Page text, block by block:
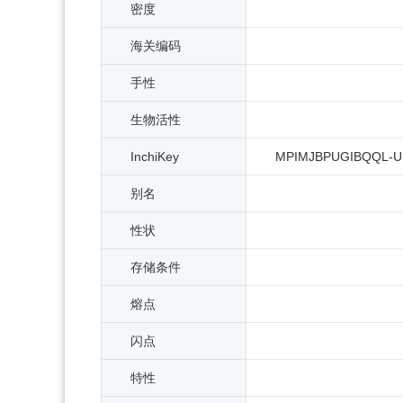
密度
海关编码
手性
生物活性
InchiKey MPIMJBPUGIBQQL-
别名
性状
存储条件
熔点
闪点
特性